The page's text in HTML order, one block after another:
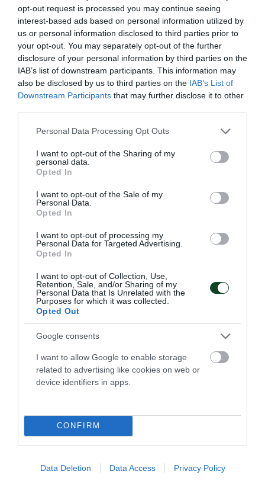
opt-out request is processed you may continue seeing
interest-based ads based on personal information utilized by
us or personal information disclosed to third parties prior to
your opt-out. You may separately opt-out of the further
disclosure of your personal information by third parties on the
IAB’s list of downstream participants. This information may
also be disclosed by us to third parties on the IAB’s List of
Downstream Participants that may further disclose it to other
Please note that this website/app uses one or more Google
not limited to your visit or usage behaviour. You may click to
grant or deny consent to Google and its third-party tags to
use your data for below specified purposes in below Google
consent section.
Personal Data Processing Opt Outs
I want to opt-out of the Sharing of my
personal data.
Opted In
I want to opt-out of the Sale of my
Personal Data.
Opted In
I want to opt-out of processing my
Personal Data for Targeted Advertising.
Opted In
I want to opt-out of Collection, Use,
Retention, Sale, and/or Sharing of my
Personal Data that Is Unrelated with the
Purposes for which it was collected.
Opted Out
Google consents
I want to allow Google to enable storage
related to advertising like cookies on web or
device identifiers in apps.
CONFIRM
Data Deletion Data Access Privacy Policy
Τρεις φορές πρώτοι σκόρερ στην
κορυφαία διασυλλογική
διοργάνωση!
Οι θρυλικοί Φέρεντς Πούσκας και Αντώνης Αντωνιάδης
που οδήγησαν τον Panathinaikos στην κορυφαία στιγμή
Ελληνικού Συλλόγου στο εξωτερικό, έχουν ακόμα τα
ονόματα τους ανεξίτηλα στους πρώτους σκόρερ του
ΠΑΝΑΘΗΝΑΪΚΟΣ ΑΚΑ∆ΗΜΙΑ
ΓΕΡΜΑΝΙΑΣ
Το μέγεθος του Παναθηναϊκού είναι τεράστιο και έχει
ξεπεράσει προ πολλού τα στενά ελληνικά σύνορα. Είναι
χαρακτηριστικό το γεγονός πως υπάρχουν ομάδες που
08.08.2026 EΝ ΑΘΗΝΑΙΣ